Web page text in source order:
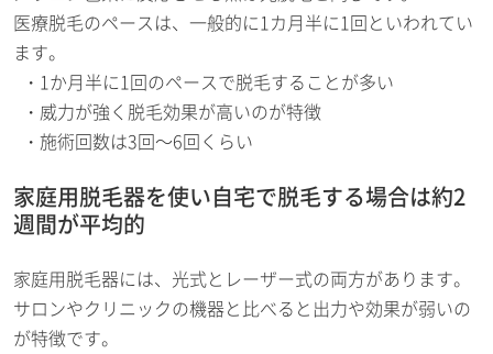
医療脱毛のペースは、一般的に1カ月半に1回といわれてい
ます。
1か月半に1回のペースで脱毛することが多い
威力が強く脱毛効果が高いのが特徴
施術回数は3回～6回くらい
家庭用脱毛器を使い自宅で脱毛する場合は約2
週間が平均的
家庭用脱毛器には、光式とレーザー式の両方があります。
サロンやクリニックの機器と比べると出力や効果が弱いの
が特徴です。